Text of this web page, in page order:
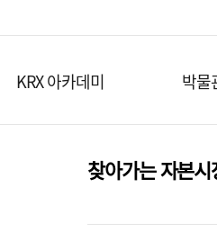
KRX 아카데미 박물
찾아가는 자본